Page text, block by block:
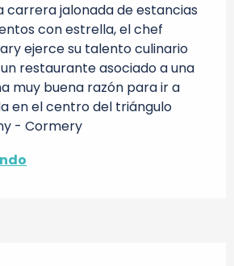
carrera jalonada de estancias
con estrella, el chef
ejerce su talento culinario
restaurante asociado a una
muy buena razón para ir a
en el centro del triángulo
- Cormery